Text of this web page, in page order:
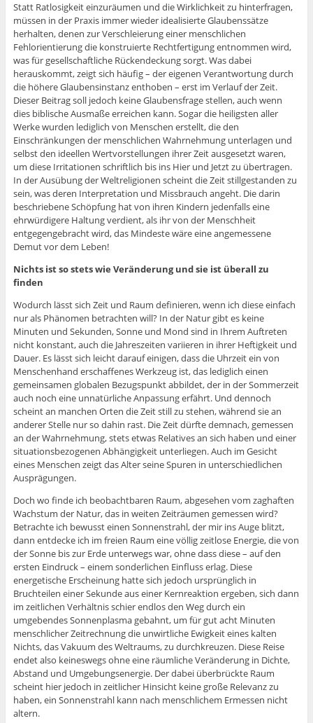
Statt Ratlosigkeit einzuräumen und die Wirklichkeit zu hinterfragen,
müssen in der Praxis immer wieder idealisierte Glaubenssätze
herhalten, denen zur Verschleierung einer menschlichen
Fehlorientierung die konstruierte Rechtfertigung entnommen wird,
was für gesellschaftliche Rückendeckung sorgt. Was dabei
herauskommt, zeigt sich häufig – der eigenen Verantwortung durch
die höhere Glaubensinstanz enthoben – erst im Verlauf der Zeit.
Dieser Beitrag soll jedoch keine Glaubensfrage stellen, auch wenn
dies biblische Ausmaße erreichen kann. Sogar die heiligsten aller
Werke wurden lediglich von Menschen erstellt, die den
Einschränkungen der menschlichen Wahrnehmung unterlagen und
selbst den ideellen Wertvorstellungen ihrer Zeit ausgesetzt waren,
um diese Irritationen schriftlich bis ins Hier und Jetzt zu übertragen.
In der Ausübung der Weltreligionen scheint die Zeit stillgestanden zu
sein, was deren Interpretation und Missbrauch angeht. Die darin
beschriebene Schöpfung hat von ihren Kindern jedenfalls eine
ehrwürdigere Haltung verdient, als ihr von der Menschheit
entgegengebracht wird, das Mindeste wäre eine angemessene
Demut vor dem Leben!
Nichts ist so stets wie Veränderung und sie ist überall zu
finden
Wodurch lässt sich Zeit und Raum definieren, wenn ich diese einfach
nur als Phänomen betrachten will? In der Natur gibt es keine
Minuten und Sekunden, Sonne und Mond sind in Ihrem Auftreten
nicht konstant, auch die Jahreszeiten variieren in ihrer Heftigkeit und
Dauer. Es lässt sich leicht darauf einigen, dass die Uhrzeit ein von
Menschenhand erschaffenes Werkzeug ist, das lediglich einen
gemeinsamen globalen Bezugspunkt abbildet, der in der Sommerzeit
auch noch eine unnatürliche Anpassung erfährt. Und dennoch
scheint an manchen Orten die Zeit still zu stehen, während sie an
anderer Stelle nur so dahin rast. Die Zeit dürfte demnach, gemessen
an der Wahrnehmung, stets etwas Relatives an sich haben und einer
situationsbezogenen Abhängigkeit unterliegen. Auch im Gesicht
eines Menschen zeigt das Alter seine Spuren in unterschiedlichen
Ausprägungen.
Doch wo finde ich beobachtbaren Raum, abgesehen vom zaghaften
Wachstum der Natur, das in weiten Zeiträumen gemessen wird?
Betrachte ich bewusst einen Sonnenstrahl, der mir ins Auge blitzt,
dann entdecke ich im freien Raum eine völlig zeitlose Energie, die von
der Sonne bis zur Erde unterwegs war, ohne dass diese – auf den
ersten Eindruck – einem sonderlichen Einfluss erlag. Diese
energetische Erscheinung hatte sich jedoch ursprünglich in
Bruchteilen einer Sekunde aus einer Kernreaktion ergeben, sich dann
im zeitlichen Verhältnis schier endlos den Weg durch ein
umgebendes Sonnenplasma gebahnt, um für gut acht Minuten
menschlicher Zeitrechnung die unwirtliche Ewigkeit eines kalten
Nichts, das Vakuum des Weltraums, zu durchkreuzen. Diese Reise
endet also keineswegs ohne eine räumliche Veränderung in Dichte,
Abstand und Umgebungsenergie. Der dabei überbrückte Raum
scheint hier jedoch in zeitlicher Hinsicht keine große Relevanz zu
haben, ein Sonnenstrahl kann nach menschlichem Ermessen nicht
altern.